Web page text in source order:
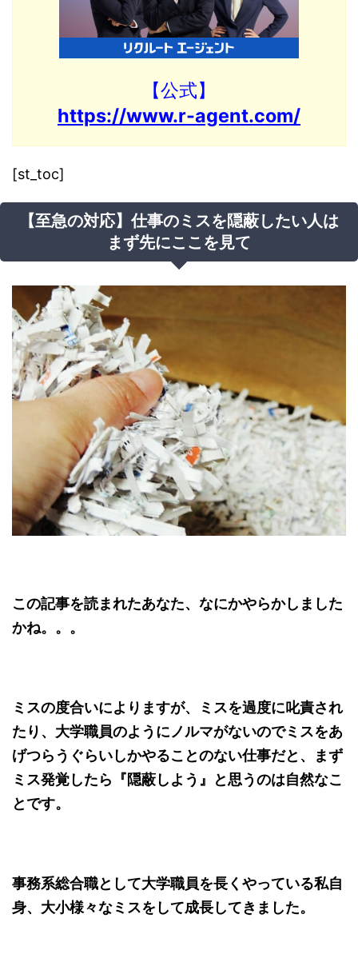
【公式】
https://www.r-agent.com/
[st_toc]
【至急の対応】仕事のミスを隠蔽したい人は
まず先にここを見て
この記事を読まれたあなた、なにかやらかしました
かね。。。
ミスの度合いによりますが、ミスを過度に叱責され
たり、大学職員のようにノルマがないのでミスをあ
げつらうぐらいしかやることのない仕事だと、まず
ミス発覚したら『隠蔽しよう』と思うのは自然なこ
とです。
事務系総合職として大学職員を長くやっている私自
身、大小様々なミスをして成長してきました。